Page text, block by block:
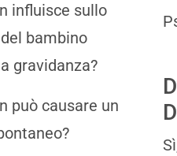
influisce sullo
bambino
gravidanza?
può causare un